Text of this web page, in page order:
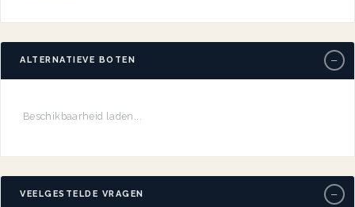
ALTERNATIEVE BOTEN −
Beschikbaarheid laden...
VEELGESTELDE VRAGEN −